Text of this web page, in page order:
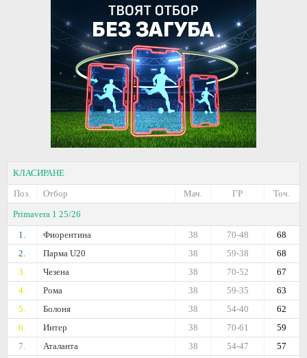
КЛАСИРАНЕ
Поз.
Отбор Точ.
ГР
Мач.
Primavera 1 25/26
1.
Фиорентина 68
70-48
38
2.
Парма U20 68
59-38
38
3.
Чезена 67
70-52
38
4.
Рома 63
59-35
38
5.
Болоня 62
54-40
38
6.
Интер 59
70-61
38
7.
Аталанта 57
54-47
38